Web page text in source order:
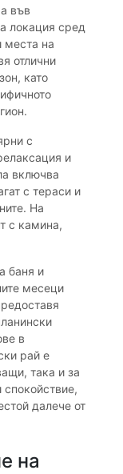
във
локация сред
места на
отлични
като
с
и
включва
с тераси и
На
с камина,
баня и
месеци
в
рай е
така и за
спокойствие,
далече от
на